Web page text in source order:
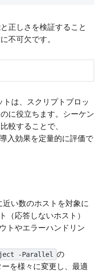
正しさを検証すること
不可欠です。
トは、スクリプトブロッ
に役立ちます。シーケン
較することで、
入効果を定量的に評価で
近い数のホストを対象に
（応答しないホスト）
トやエラーハンドリン
-Parallel の
を様々に変更し、最適